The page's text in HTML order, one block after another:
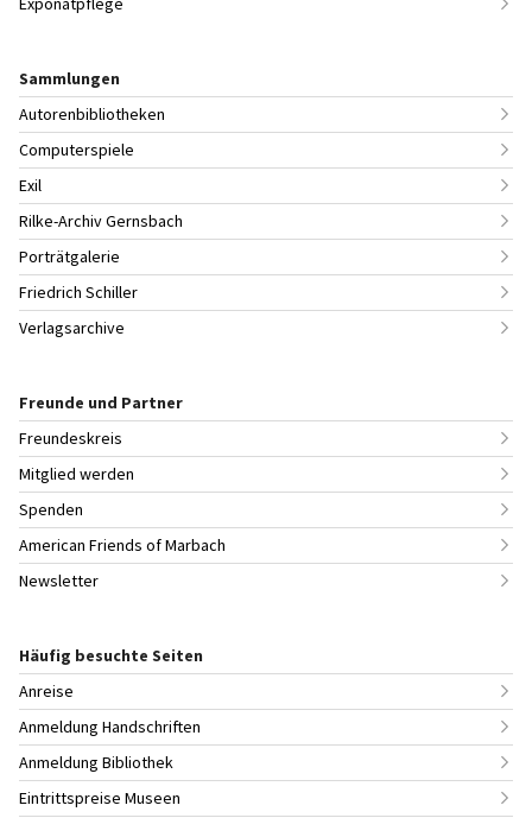
Sammlungen
Autorenbibliotheken
Computerspiele
Exil
Rilke-Archiv Gernsbach
Porträtgalerie
Friedrich Schiller
Verlagsarchive
Freunde und Partner
Freundeskreis
Mitglied werden
Spenden
American Friends of Marbach
Newsletter
Häufig besuchte Seiten
Anreise
Anmeldung Handschriften
Anmeldung Bibliothek
Eintrittspreise Museen